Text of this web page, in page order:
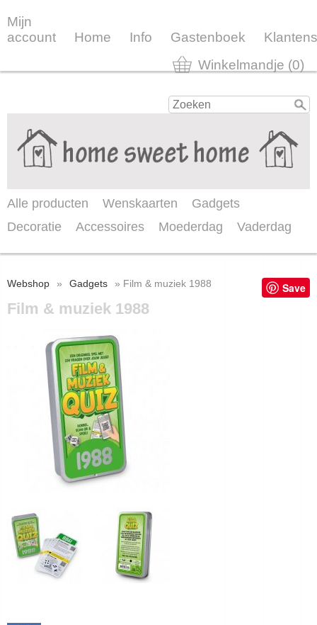
Mijn
account
Home Info Gastenboek
Winkelmandje (0)
Alle producten Wenskaarten
Gadgets
Decoratie
Accessoires Moederdag Vaderdag
Save
Webshop » Gadgets » Film & muziek 1988
Film & muziek 1988